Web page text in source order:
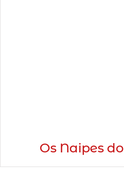
Os Naipes